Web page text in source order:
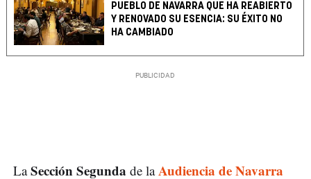
PUEBLO DE NAVARRA QUE HA REABIERTO
Y RENOVADO SU ESENCIA: SU ÉXITO NO
HA CAMBIADO
LaSección Segunda de la Audiencia de Navarra